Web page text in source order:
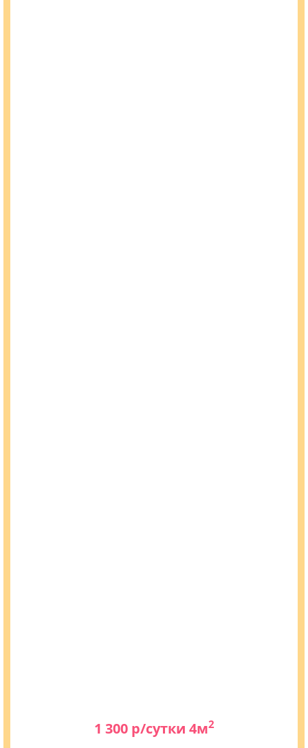
1 300 р/сутки 4м2